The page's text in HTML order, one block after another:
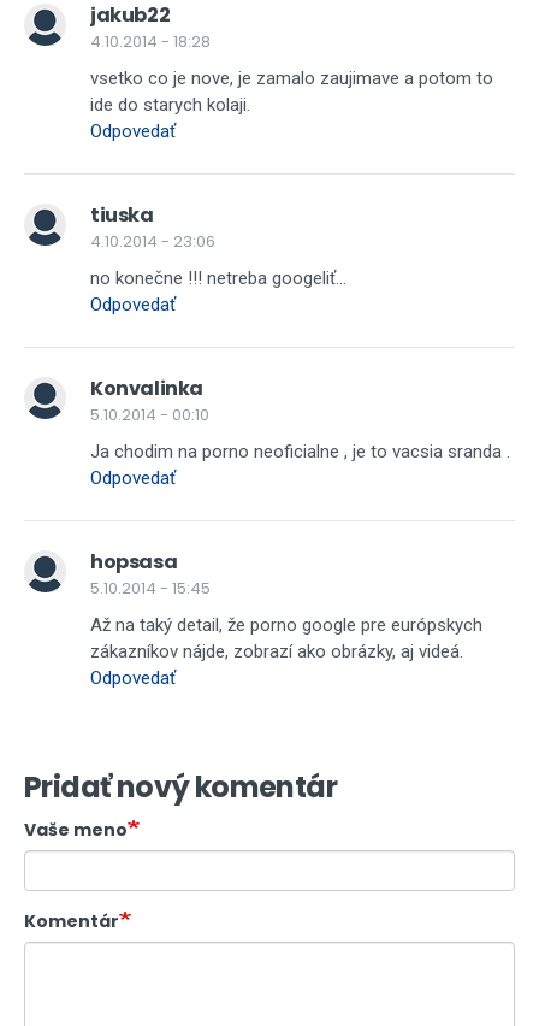
jakub22
4.10.2014 - 18:28
vsetko co je nove, je zamalo zaujimave a potom to
ide do starych kolaji.
Odpovedať
tiuska
4.10.2014 - 23:06
no konečne !!! netreba googeliť...
Odpovedať
Konvalinka
5.10.2014 - 00:10
Ja chodim na porno neoficialne , je to vacsia sranda .
Odpovedať
hopsasa
5.10.2014 - 15:45
Až na taký detail, že porno google pre európskych
zákazníkov nájde, zobrazí ako obrázky, aj videá.
Odpovedať
Pridať nový komentár
Vaše meno
Komentár